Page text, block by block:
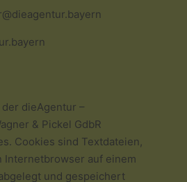
dieAgentur –
& Pickel GdbR
Cookies sind Textdateien,
Internetbrowser auf einem
und gespeichert